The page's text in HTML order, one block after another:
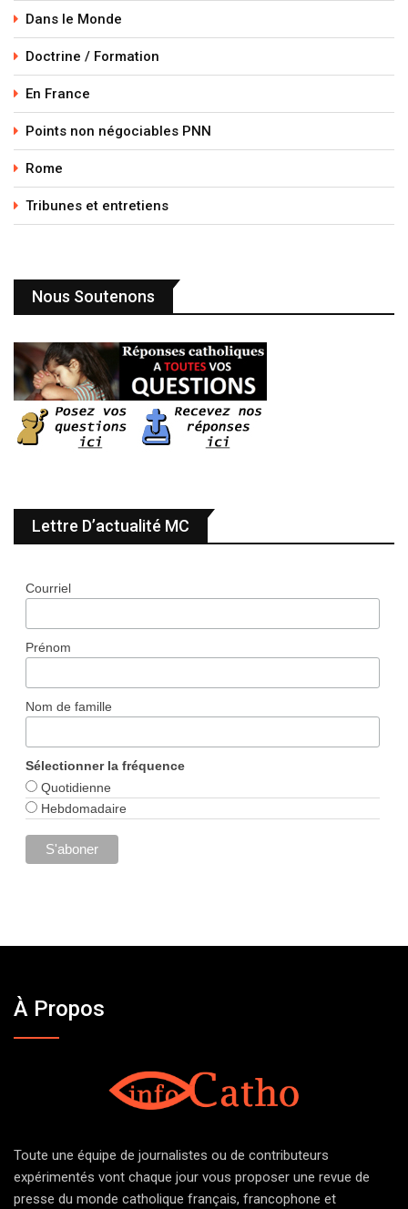
Dans le Monde
Doctrine / Formation
En France
Points non négociables PNN
Rome
Tribunes et entretiens
Nous Soutenons
Lettre D’actualité MC
Courriel
Prénom
Nom de famille
Sélectionner la fréquence
Quotidienne
Hebdomadaire
À Propos
Toute une équipe de journalistes ou de contributeurs
expérimentés vont chaque jour vous proposer une revue de
presse du monde catholique français, francophone et